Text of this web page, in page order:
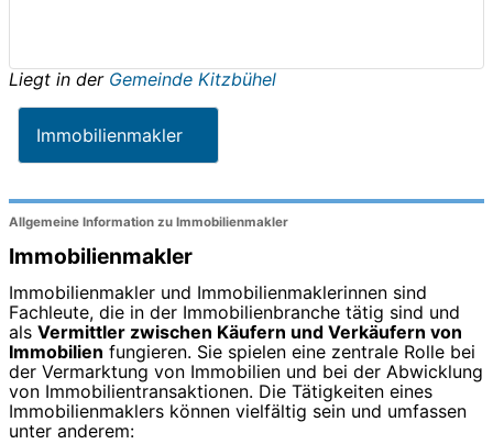
Liegt in der Gemeinde Kitzbühel
Immobilienmakler
Allgemeine Information zu Immobilienmakler
Immobilienmakler
Immobilienmakler und Immobilienmaklerinnen sind
Fachleute, die in der Immobilienbranche tätig sind und
als Vermittler zwischen Käufern und Verkäufern von
Immobilien fungieren. Sie spielen eine zentrale Rolle bei
der Vermarktung von Immobilien und bei der Abwicklung
von Immobilientransaktionen. Die Tätigkeiten eines
Immobilienmaklers können vielfältig sein und umfassen
unter anderem: